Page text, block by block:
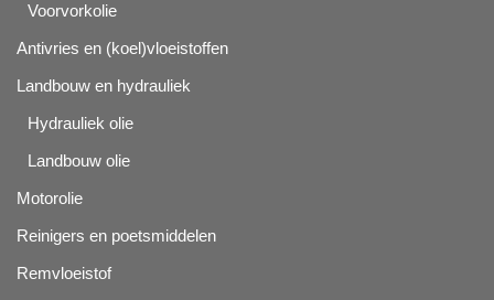
Voorvorkolie
Antivries en (koel)vloeistoffen
Landbouw en hydrauliek
Hydrauliek olie
Landbouw olie
Motorolie
Reinigers en poetsmiddelen
Remvloeistof